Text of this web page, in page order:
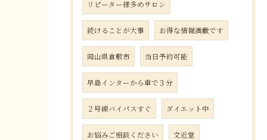
リピーター様多めサロン
続けることが大事 お得な情報満載です
岡山県倉敷市 当日予約可能
早島インターから車で３分
２号線バイパスすぐ ダイエット中
お悩みご相談ください 文近堂